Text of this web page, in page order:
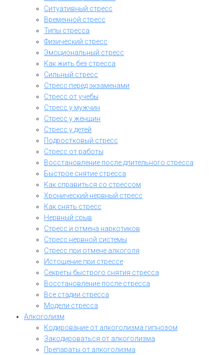
Ситуативный стресс
Временной стресс
Типы стресса
Физический стресс
Эмоциональный стресс
Как жить без стресса
Сильный стресс
Стресс перед экзаменами
Стресс от учебы
Стресс у мужчин
Стресс у женщин
Стресс у детей
Подростковый стресс
Стресс от работы
Восстановление после длительного стресса
Быстрое снятие стресса
Как справиться со стрессом
Хронический нервный стресс
Как снять стресс
Нервный срыв
Стресс и отмена наркотиков
Стресс нервной системы
Стресс при отмене алкоголя
Истощение при стрессе
Секреты быстрого снятия стресса
Восстановление после стресса
Все стадии стресса
Модели стресса
Алкоголизм
Кодирование от алкоголизма гипнозом
Закодироваться от алкоголизма
Препараты от алкоголизма